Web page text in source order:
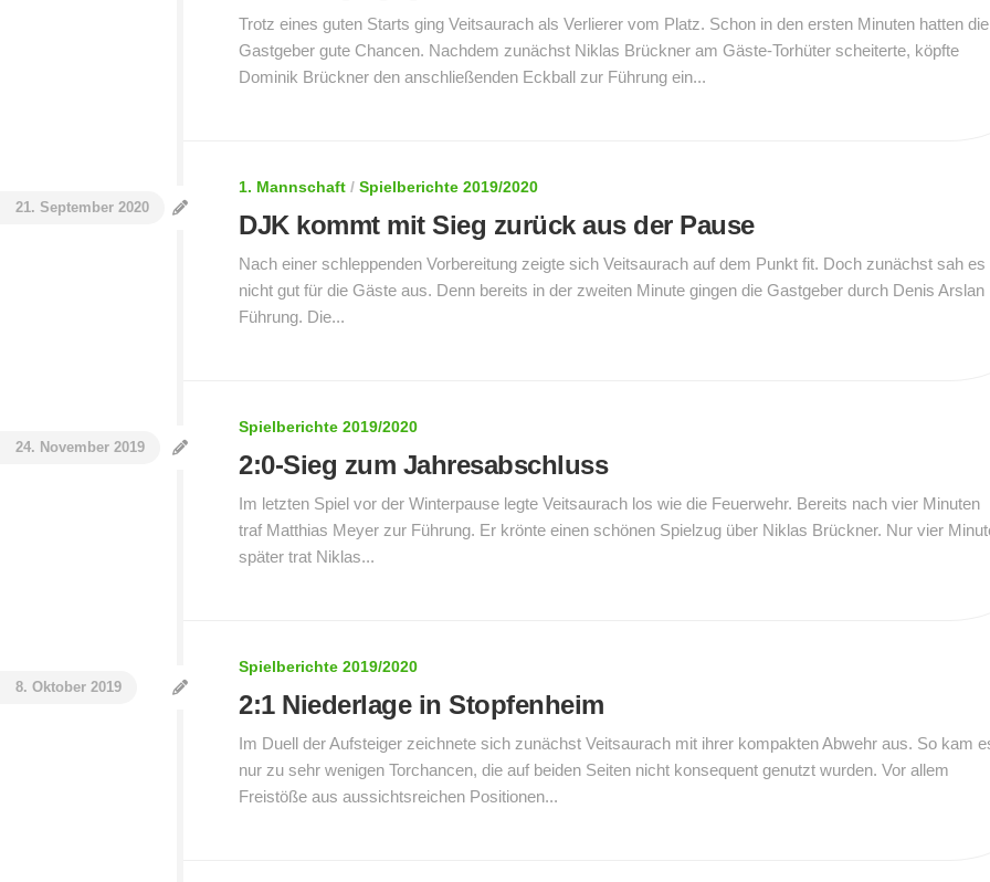
Trotz eines guten Starts ging Veitsaurach als Verlierer vom Platz. Schon in den ersten Minuten hatten die
Gastgeber gute Chancen. Nachdem zunächst Niklas Brückner am Gäste-Torhüter scheiterte, köpfte
Dominik Brückner den anschließenden Eckball zur Führung ein...
1. Mannschaft / Spielberichte 2019/2020
DJK kommt mit Sieg zurück aus der Pause
Nach einer schleppenden Vorbereitung zeigte sich Veitsaurach auf dem Punkt fit. Doch zunächst sah es
nicht gut für die Gäste aus. Denn bereits in der zweiten Minute gingen die Gastgeber durch Denis Arslan
Führung. Die...
21. September 2020
Spielberichte 2019/2020
2:0-Sieg zum Jahresabschluss
Im letzten Spiel vor der Winterpause legte Veitsaurach los wie die Feuerwehr. Bereits nach vier Minuten
traf Matthias Meyer zur Führung. Er krönte einen schönen Spielzug über Niklas Brückner. Nur vier
später trat Niklas...
24. November 2019
Spielberichte 2019/2020
2:1 Niederlage in Stopfenheim
Im Duell der Aufsteiger zeichnete sich zunächst Veitsaurach mit ihrer kompakten Abwehr aus. So kam
nur zu sehr wenigen Torchancen, die auf beiden Seiten nicht konsequent genutzt wurden. Vor allem
Freistöße aus aussichtsreichen Positionen...
8. Oktober 2019